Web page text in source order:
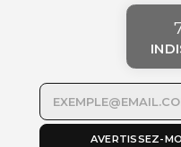
AVERTISSEZ-